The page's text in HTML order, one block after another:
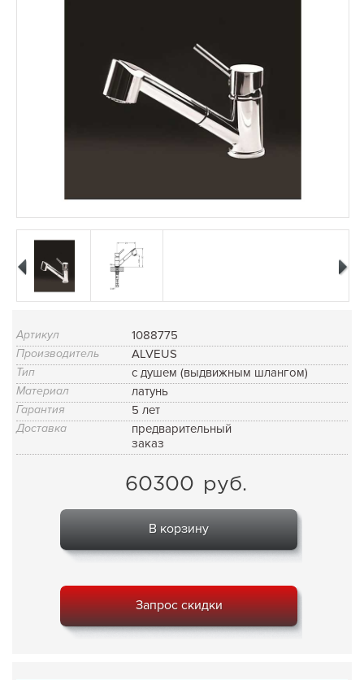
Артикул 1088775
Производитель ALVEUS
Тип с душем (выдвижным шлангом)
Материал латунь
Гарантия 5 лет
Доставка
предварительный
заказ
60300 руб.
В корзину
Запрос скидки